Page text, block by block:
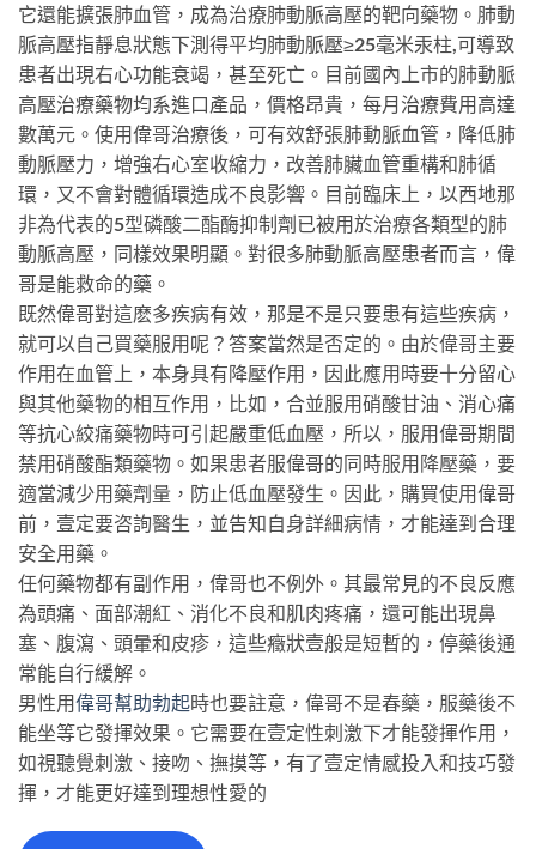
它還能擴張肺血管，成為治療肺動脈高壓的靶向藥物。肺動
脈高壓指靜息狀態下測得平均肺動脈壓≥25毫米汞柱,可導致
患者出現右心功能衰竭，甚至死亡。目前國內上市的肺動脈
高壓治療藥物均系進口產品，價格昂貴，每月治療費用高達
數萬元。使用偉哥治療後，可有效舒張肺動脈血管，降低肺
動脈壓力，增強右心室收縮力，改善肺臟血管重構和肺循
環，又不會對體循環造成不良影響。目前臨床上，以西地那
非為代表的5型磷酸二酯酶抑制劑已被用於治療各類型的肺
動脈高壓，同樣效果明顯。對很多肺動脈高壓患者而言，偉
哥是能救命的藥。
既然偉哥對這麽多疾病有效，那是不是只要患有這些疾病，
就可以自己買藥服用呢？答案當然是否定的。由於偉哥主要
作用在血管上，本身具有降壓作用，因此應用時要十分留心
與其他藥物的相互作用，比如，合並服用硝酸甘油、消心痛
等抗心絞痛藥物時可引起嚴重低血壓，所以，服用偉哥期間
禁用硝酸酯類藥物。如果患者服偉哥的同時服用降壓藥，要
適當減少用藥劑量，防止低血壓發生。因此，購買使用偉哥
前，壹定要咨詢醫生，並告知自身詳細病情，才能達到合理
安全用藥。
任何藥物都有副作用，偉哥也不例外。其最常見的不良反應
為頭痛、面部潮紅、消化不良和肌肉疼痛，還可能出現鼻
塞、腹瀉、頭暈和皮疹，這些癥狀壹般是短暫的，停藥後通
常能自行緩解。
男性用偉哥幫助勃起時也要註意，偉哥不是春藥，服藥後不
能坐等它發揮效果。它需要在壹定性刺激下才能發揮作用，
如視聽覺刺激、接吻、撫摸等，有了壹定情感投入和技巧發
揮，才能更好達到理想性愛的